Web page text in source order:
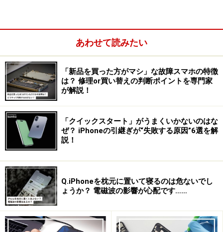
「壁紙とスタイル」のカラーパレット追加
「壁紙とスタイル」にてカラーパレットの選択画面
「壁紙とスタイル」では、Android 12で搭載されたUIの
デザインカスタム機能「Material You」により、「壁紙の
Android 12では「壁紙の色」「基本の色」が4種類ずつで
したが、Android 13では「壁紙の色」が20種類、「基本
の色」が16種類に増えました。
あわせて読みたい
「新品を買った方がマシ」な故障スマホの特徴
は？ 修理or買い替えの判断ポイントを専門家
が解説！
「クイックスタート」がうまくいかないのはな
ぜ？ iPhoneの引継ぎが“失敗する原因”6選を解
説！
Q.iPhoneを枕元に置いて寝るのは危ないでし
ょうか？ 電磁波の影響が心配です……